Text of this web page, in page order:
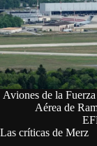
Aviones de la
Aérea de
Las críticas de Merz